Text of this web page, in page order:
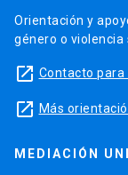
Orientación y
género o violencia
launch Contacto para
launch Más
MEDIACIÓN